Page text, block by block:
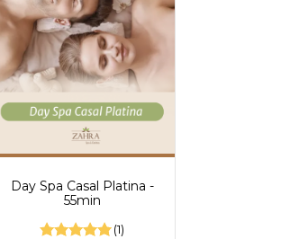
Day Spa Casal Platina -
55min
(1)